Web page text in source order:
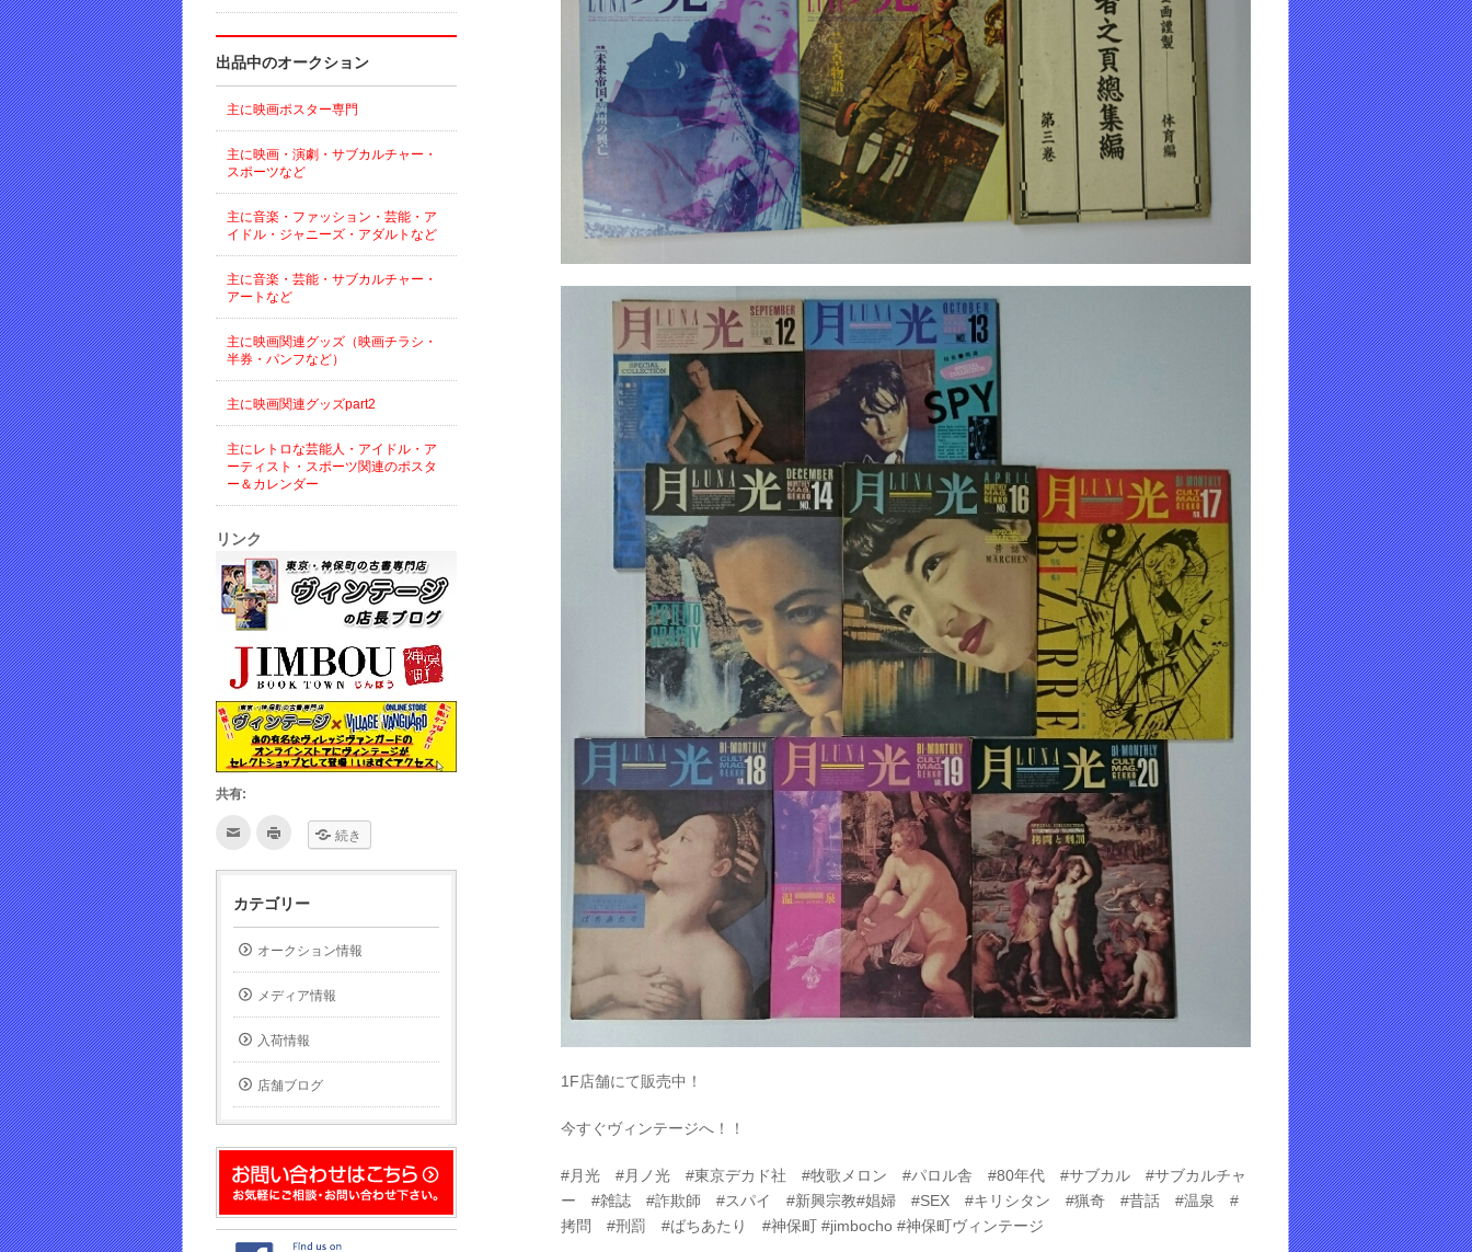
1F店舗にて販売中！
今すぐヴィンテージへ！！
#月光 #月ノ光 #東京デカド社 #牧歌メロン #パロル舎 #80年代 #サブカル #サブカルチャ
ー #雑誌 #詐欺師 #スパイ #新興宗教#娼婦 #SEX #キリシタン #猟奇 #昔話 #温泉 #
拷問 #刑罰 #ばちあたり #神保町 #jimbocho #神保町ヴィンテージ
出品中のオークション
主に映画ポスター専門
主に映画・演劇・サブカルチャー・
スポーツなど
主に音楽・ファッション・芸能・ア
イドル・ジャニーズ・アダルトなど
主に音楽・芸能・サブカルチャー・
アートなど
主に映画関連グッズ（映画チラシ・
半券・パンフなど）
主に映画関連グッズpart2
主にレトロな芸能人・アイドル・ア
ーティスト・スポーツ関連のポスタ
ー＆カレンダー
リンク
共有:
ク
て
友
メ
ー
ル
で
送
信
し
ウ
ィ
ン
ド
開
ま
す)
ク
て
印
し
い
ウ
ィ
ン
ド
で
開
き
ま
す)
続き
カテゴリー
オークション情報
メディア情報
入荷情報
店舗ブログ